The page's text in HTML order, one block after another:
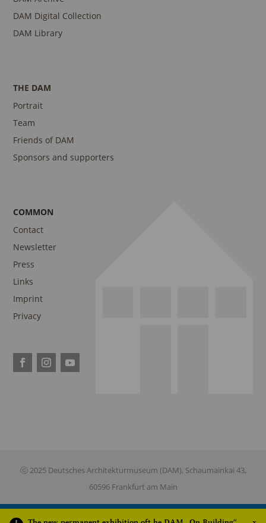
DAM Digital Collection
DAM Library
THE DAM
Portrait
Team
Friends of DAM
Sponsors and supporters
COMMON
Contact
Newsletter
Press
Links
Imprint
Privacy
ⓒ 2025 Deutsches Architekturmuseum (DAM), Schaumainkai 43,
60596 Frankfurt am Main